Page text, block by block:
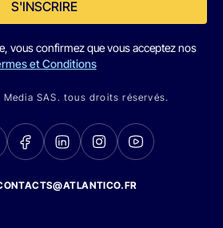
S'INSCRIRE
vous confirmez que vous acceptez nos
et Conditions
SAS. tous droits réservés.